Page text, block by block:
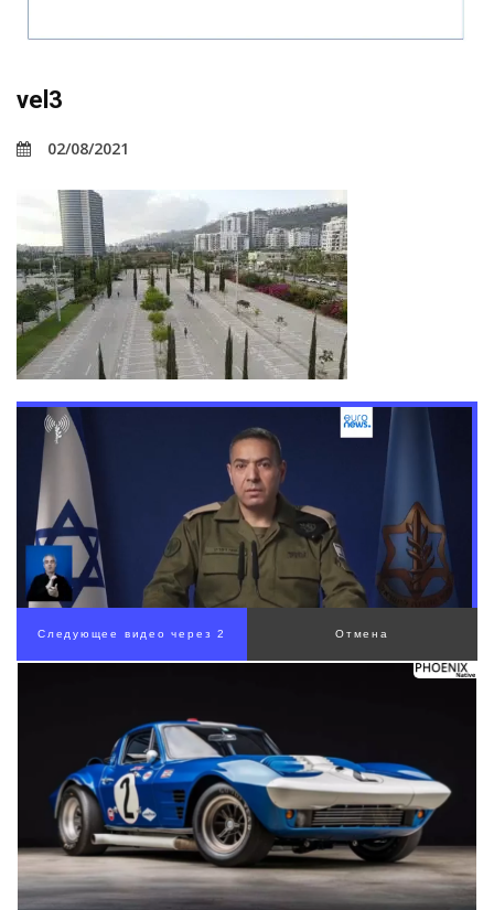
vel3
02/08/2021
00:00/01:07